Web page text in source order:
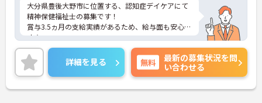
大分県豊後大野市に位置する、認知症デイケアにて
精神保健福祉士の募集です！
賞与3.5ヵ月の支給実績があるため、給与面も安心で
す☆
また、託児所があるので、子育て世代の方も安心し
て働ける環境です♪
さらに、マイカー通勤可能なので通勤らくらくです
◎
ご興味のある方には、面接対策ポイントなど、さら
詳細を見る 無料
最新の募集状況を問
い合わせる